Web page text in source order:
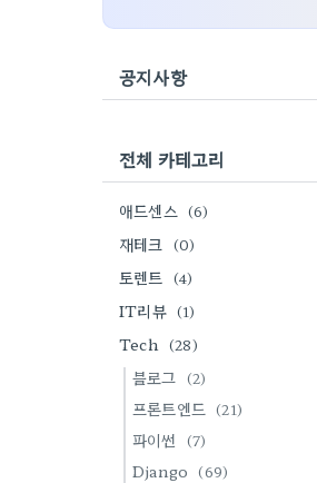
공지사항
전체 카테고리
애드센스 (6)
재테크 (0)
토렌트 (4)
IT리뷰 (1)
Tech (28)
블로그 (2)
프론트엔드 (21)
파이썬 (7)
Django (69)